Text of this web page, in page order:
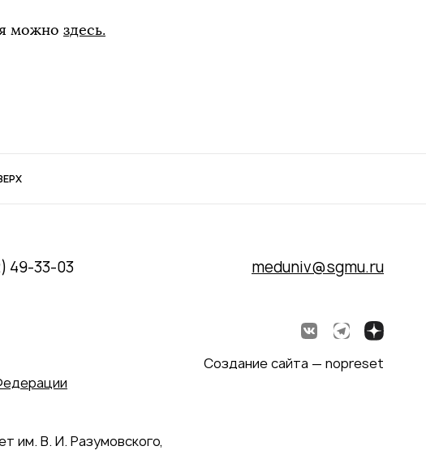
можно здесь.
49-33-03 meduniv@sgmu.ru
им. В. И. Разумовского,
Создание сайта — nopreset